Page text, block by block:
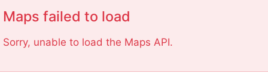
Maps failed to load
Sorry, unable to load the Maps API.